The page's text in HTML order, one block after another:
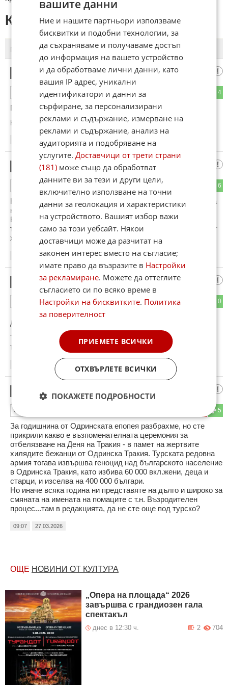
КОМЕНТАРИ КЪМ СТАТИЯТА
ПОСЛЕДНИ ПЪРВИ
честен ционист
4
ОТГОВОР
Плочките са от времената преди траките.
Коментиран от#3
Сатана Z
6
ОТГОВОР
Нарича се Македоно-Одринското опълчение 1912-1913 г. а
не неутралното и полит коректно Одринско опълчение.
Бадева са се били и умирали за Одрин ,който си е Турски
та хиляди българе посещават месния пазар за да си купят
храна и битови стоки.
26.03.2026
между другото
0
ОТГОВОР
До коментар
Траките са учили египтяните как да строят пирамидите, а
тогава вие още не сте съществували!
26.03.2026
Якото турско "съжителство"
5
ОТГОВОР
За годишнина от Одринската епопея разбрахме, но сте
прикрили какво е възпоменателната церемония за
отбелязване на Деня на Тракия - в памет на жертвите
хилядите бежанци от Одринска Тракия. Турската редовна
армия тогава извършва геноцид над българското население
в Одринска Тракия, като избива 60 000 вкл.жени, деца и
старци, и изселва на 400 000 българи.
Но иначе всяка година ни представяте на дълго и широко за
смяната на имената на помаците с т.н. Възродителен
процес...там в редакцията, да не сте още под турско?
09:07 27.03.2026
ОЩЕ НОВИНИ ОТ КУЛТУРА
„Опера на площада“ 2026
завършва с грандиозен гала
спектакъл
днес в 12:30 ч. 704
2
вашите данни
Ние и нашите партньори използваме
бисквитки и подобни технологии, за
да съхраняваме и получаваме достъп
до информация на вашето устройство
и да обработваме лични данни, като
вашия IP адрес, уникални
идентификатори и данни за
сърфиране, за персонализирани
реклами и съдържание, измерване на
реклами и съдържание, анализ на
аудиторията и подобряване на
услугите.Доставчици от трети страни
(181) може също да обработват
данните ви за тези и други цели,
включително използване на точни
данни за геолокация и характеристики
на устройството. Вашият избор важи
само за този уебсайт. Някои
доставчици може да разчитат на
законен интерес вместо на съгласие;
имате право да възразите в Настройки
за рекламиране. Можете да оттеглите
съгласието си по всяко време в
Настройки на бисквитките. Политика
за поверителност
ПРИЕМЕТЕ ВСИЧКИ
ОТХВЪРЛЕТЕ ВСИЧКИ
ПОКАЖЕТЕ ПОДРОБНОСТИ